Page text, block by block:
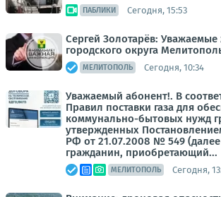
ПАБЛИКИ Сегодня, 15:53
Сергей Золотарёв: Уважаемые
городского округа
МЕЛИТОПОЛЬ Сегодня, 10:34
Уважаемый абонент!. В
Правил поставки газа для
коммунально-бытовых нужд
утвержденных
РФ от 21.07.2008 № 549
гражданин, приобретающий...
МЕЛИТОПОЛЬ Сегодня,